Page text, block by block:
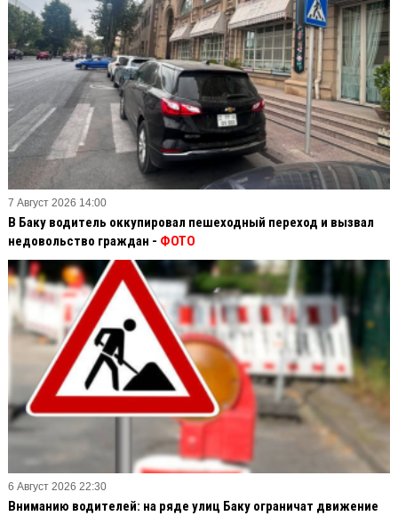
7 Август 2026 14:00
В Баку водитель оккупировал пешеходный переход и вызвал
недовольство граждан - ФОТО
6 Август 2026 22:30
Вниманию водителей: на ряде улиц Баку ограничат движение